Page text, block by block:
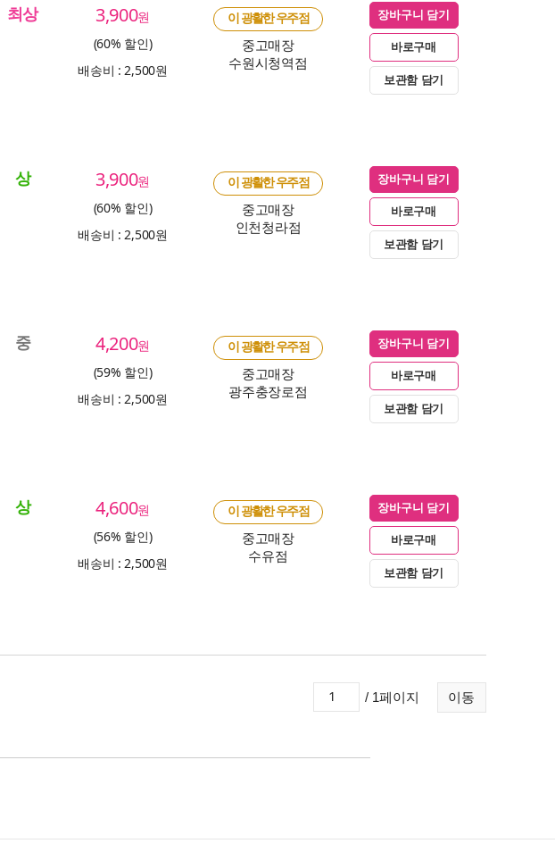
최상 3,900원
(60% 할인)
배송비 : 2,500원
이 광활한 우주점
중고매장
수원시청역점
장바구니 담기
바로구매
보관함 담기
상 3,900원
(60% 할인)
배송비 : 2,500원
이 광활한 우주점
중고매장
인천청라점
장바구니 담기
바로구매
보관함 담기
중 4,200원
(59% 할인)
배송비 : 2,500원
이 광활한 우주점
중고매장
광주충장로점
장바구니 담기
바로구매
보관함 담기
상 4,600원
(56% 할인)
배송비 : 2,500원
이 광활한 우주점
중고매장
수유점
장바구니 담기
바로구매
보관함 담기
이동
/ 1페이지